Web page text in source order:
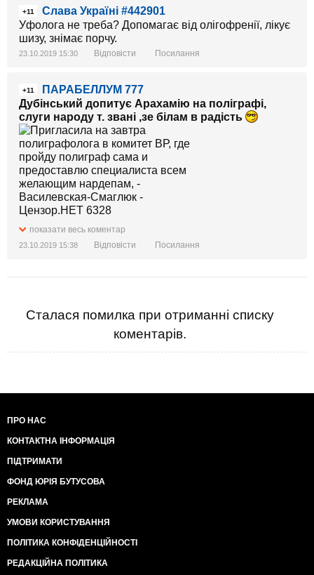
+11
Слава Україні #442901
Уфолога не треба? Допомагає від олігофренії, лікує
шизу, знімає порчу.
23.10.2019 15:30 Відповісти Посилання
+11
ПАРАБЕЛЛУМ 777
Дубінський допитує Арахамію на поліграфі,
слуги народу т. звані ,зе білам в радість
показати весь коментар
23.10.2019 15:38 Відповісти Посилання
Сталася помилка при отриманні списку
коментарів.
ПРО НАС
КОНТАКТНА ІНФОРМАЦІЯ
ПІДТРИМАТИ
ФОНД ЮРІЯ БУТУСОВА
РЕКЛАМА
УМОВИ КОРИСТУВАННЯ
ПОЛІТИКА КОНФІДЕНЦІЙНОСТІ
РЕДАКЦІЙНА ПОЛІТИКА